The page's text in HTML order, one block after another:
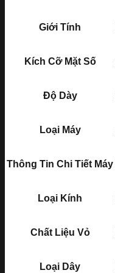
Giới Tính
Kích Cỡ Mặt Số
Độ Dày
Loại Máy
Thông Tin Chi Tiết Máy
Loại Kính
Chất Liệu Vỏ
Loại Dây